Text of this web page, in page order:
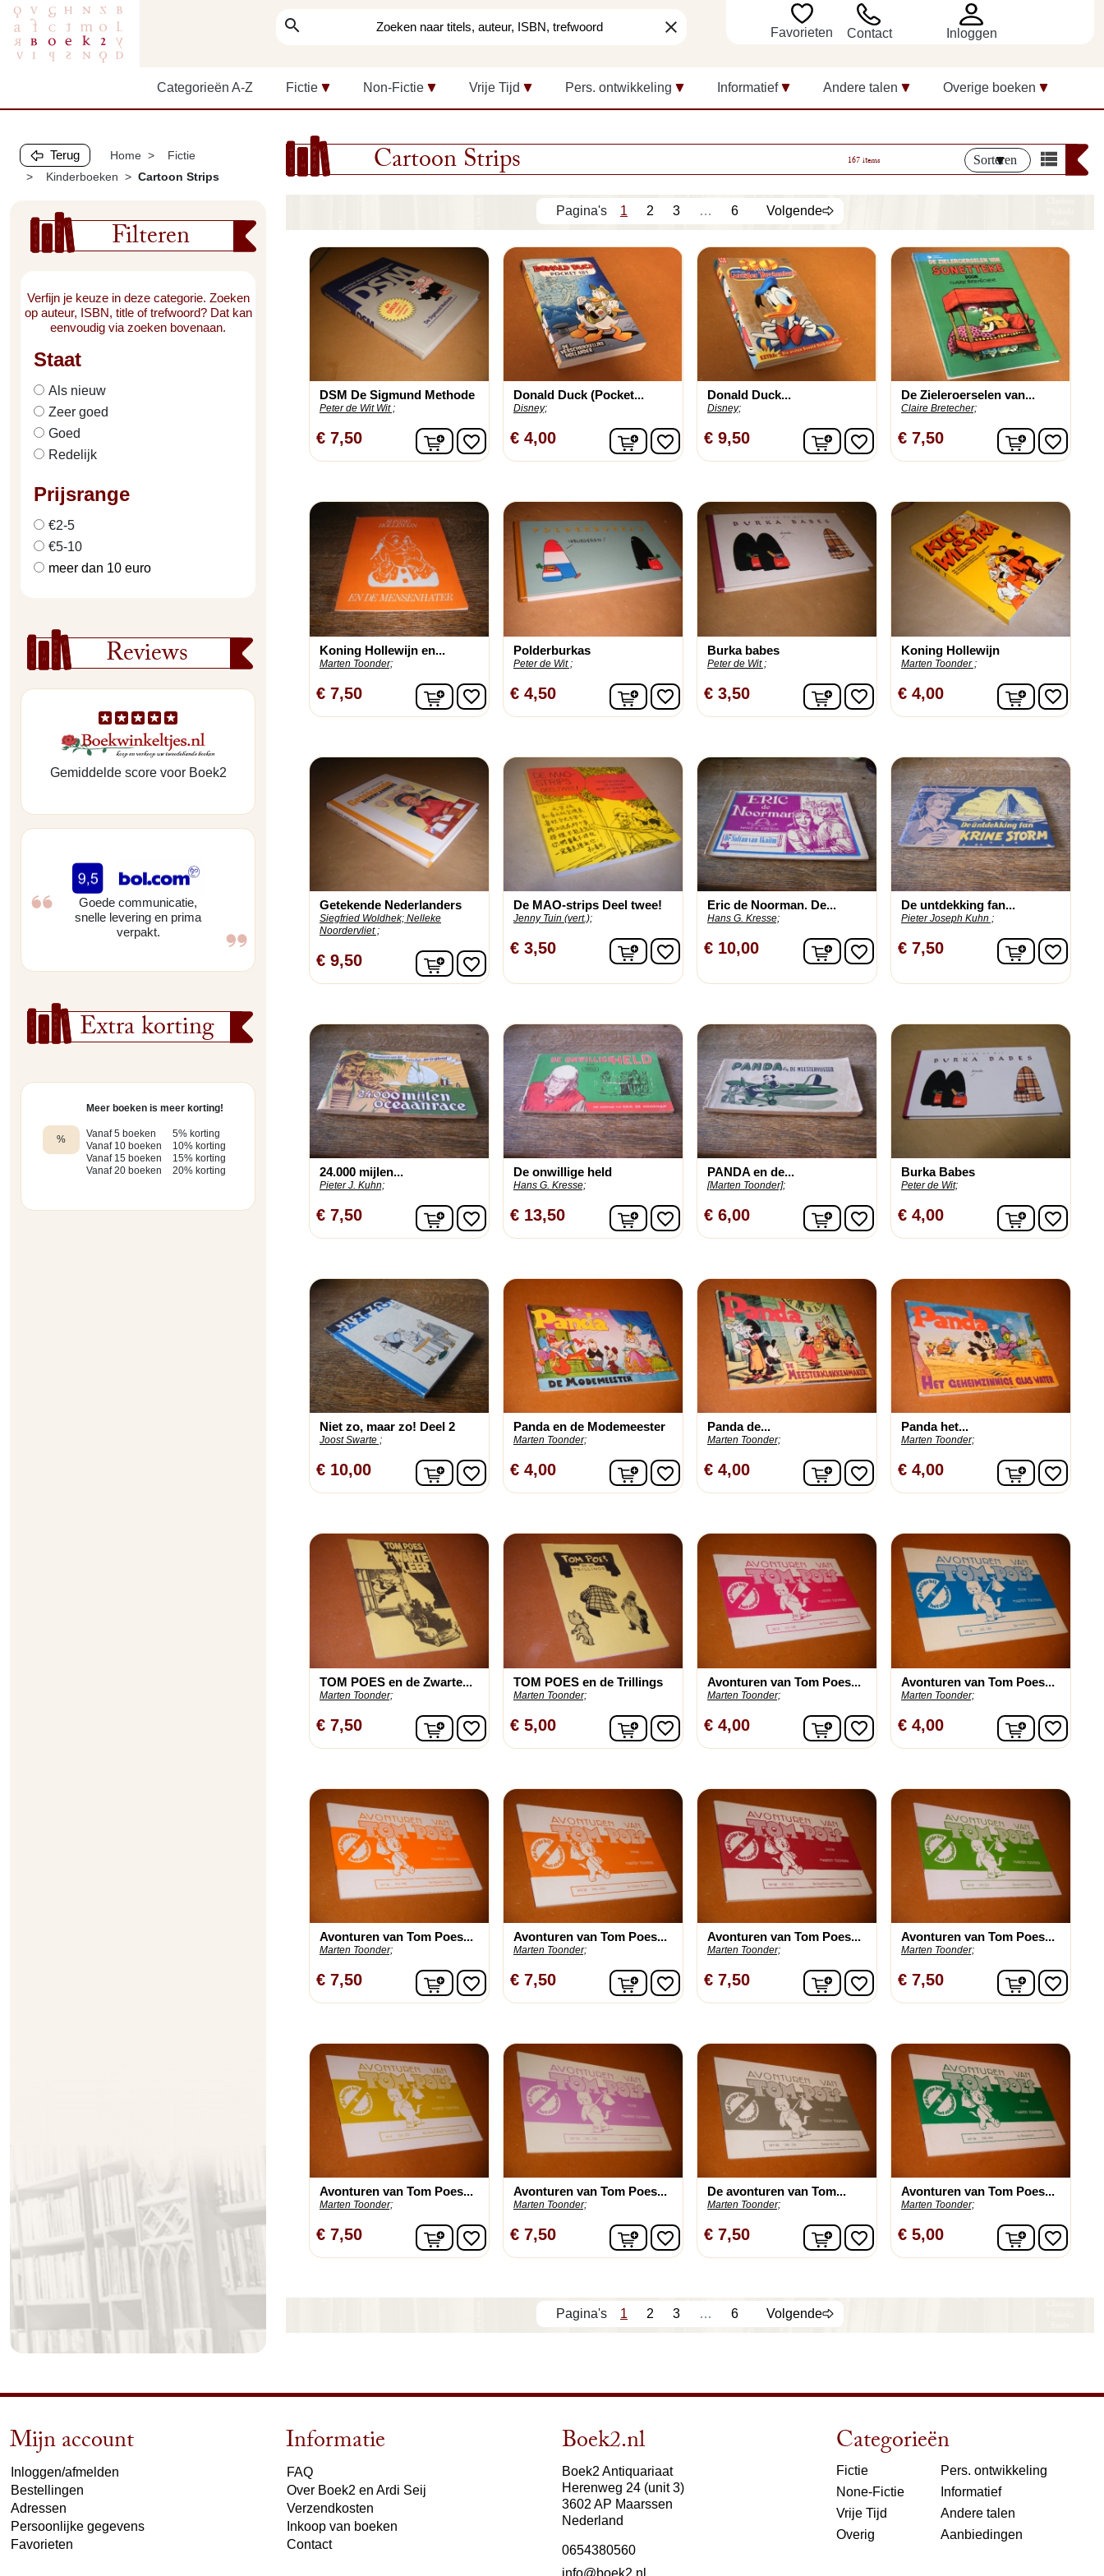
search clear Favorieten Contact Inloggen
Categorieën A-Z Fictie Non-Fictie Vrije Tijd Pers. ontwikkeling Informatief Andere talen Overige boeken
Terug Home
Fictie
Kinderboeken
Cartoon Strips
Filteren
Verfijn je keuze in deze categorie. Zoeken
op auteur, ISBN, title of trefwoord? Dat kan
eenvoudig via zoeken bovenaan.
Staat
Als nieuw
Zeer goed
Goed
Redelijk
Prijsrange
€2-5
€5-10
meer dan 10 euro
Reviews
Gemiddelde score voor Boek2
Goede communicatie,
snelle levering en prima
verpakt.
Extra korting
%
Meer boeken is meer korting!
Vanaf 5 boeken
Vanaf 10 boeken
Vanaf 15 boeken
Vanaf 20 boeken
5% korting
10% korting
15% korting
20% korting
Cartoon Strips 167 items Sorteren
1 2 3 … 6 Volgende
DSM De Sigmund Methode
Peter de Wit Wit ;
€ 7,50 In winkelwagen
favorite_border
Donald Duck (Pocket...
Disney;
€ 4,00 In winkelwagen
favorite_border
Donald Duck...
Disney;
€ 9,50 In winkelwagen
favorite_border
De Zieleroerselen van...
Claire Bretecher;
€ 7,50 Infavorite_border
Koning Hollewijn en...
Marten Toonder;
€ 7,50 In winkelwagen
favorite_border
Polderburkas
Peter de Wit ;
€ 4,50 In winkelwagen
favorite_border
Burka babes
Peter de Wit ;
€ 3,50 In winkelwagen
favorite_border
Koning Hollewijn
Marten Toonder ;
€ 4,00 Infavorite_border
Getekende Nederlanders
Siegfried Woldhek; Nelleke
Noordervliet ;
€ 9,50 In winkelwagen
favorite_border
De MAO-strips Deel twee!
Jenny Tuin (vert.);
€ 3,50 In winkelwagen
favorite_border
Eric de Noorman. De...
Hans G. Kresse;
€ 10,00 In winkelwagen
favorite_border
De untdekking fan...
Pieter Joseph Kuhn ;
€ 7,50 Infavorite_border
24.000 mijlen...
Pieter J. Kuhn;
€ 7,50 In winkelwagen
favorite_border
De onwillige held
Hans G. Kresse;
€ 13,50 In winkelwagen
favorite_border
PANDA en de...
[Marten Toonder];
€ 6,00 In winkelwagen
favorite_border
Burka Babes
Peter de Wit;
€ 4,00 Infavorite_border
Niet zo, maar zo! Deel 2
Joost Swarte ;
€ 10,00 In winkelwagen
favorite_border
Panda en de Modemeester
Marten Toonder;
€ 4,00 In winkelwagen
favorite_border
Panda de...
Marten Toonder;
€ 4,00 In winkelwagen
favorite_border
Panda het...
Marten Toonder;
€ 4,00 Infavorite_border
TOM POES en de Zwarte...
Marten Toonder;
€ 7,50 In winkelwagen
favorite_border
TOM POES en de Trillings
Marten Toonder;
€ 5,00 In winkelwagen
favorite_border
Avonturen van Tom Poes...
Marten Toonder;
€ 4,00 In winkelwagen
favorite_border
Avonturen van Tom Poes...
Marten Toonder;
€ 4,00 Infavorite_border
Avonturen van Tom Poes...
Marten Toonder;
€ 7,50 In winkelwagen
favorite_border
Avonturen van Tom Poes...
Marten Toonder;
€ 7,50 In winkelwagen
favorite_border
Avonturen van Tom Poes...
Marten Toonder;
€ 7,50 In winkelwagen
favorite_border
Avonturen van Tom Poes...
Marten Toonder;
€ 7,50 Infavorite_border
Avonturen van Tom Poes...
Marten Toonder;
€ 7,50 In winkelwagen
favorite_border
Avonturen van Tom Poes...
Marten Toonder;
€ 7,50 In winkelwagen
favorite_border
De avonturen van Tom...
Marten Toonder;
€ 7,50 In winkelwagen
favorite_border
Avonturen van Tom Poes...
Marten Toonder;
€ 5,00 Infavorite_border
1 2 3 … 6 Volgende
Mijn account
Inloggen/afmelden
Bestellingen
Adressen
Persoonlijke gegevens
Favorieten
Informatie
FAQ
Over Boek2 en Ardi Seij
Verzendkosten
Inkoop van boeken
Contact
Boek2.nl
Boek2 Antiquariaat
Herenweg 24 (unit 3)
3602 AP Maarssen
Nederland
0654380560
Categorieën
Fictie
None-Fictie
Vrije Tijd
Overig
Pers. ontwikkeling
Informatief
Andere talen
Aanbiedingen